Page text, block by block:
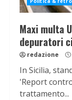
Maxi multa
depuratori
redazione
In Sicilia,
'Report
trattamento...